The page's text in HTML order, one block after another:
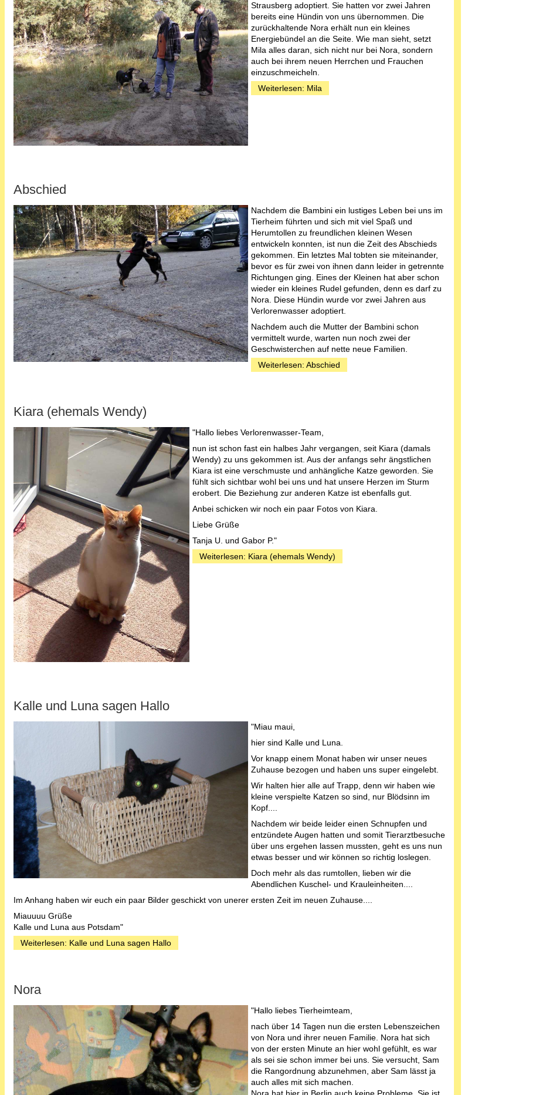
Strausberg adoptiert. Sie hatten vor zwei Jahren
bereits eine Hündin von uns übernommen. Die
zurückhaltende Nora erhält nun ein kleines
Energiebündel an die Seite. Wie man sieht, setzt
Mila alles daran, sich nicht nur bei Nora, sondern
auch bei ihrem neuen Herrchen und Frauchen
einzuschmeicheln.
Weiterlesen: Mila
Abschied
Nachdem die Bambini ein lustiges Leben bei uns im
Tierheim führten und sich mit viel Spaß und
Herumtollen zu freundlichen kleinen Wesen
entwickeln konnten, ist nun die Zeit des Abschieds
gekommen. Ein letztes Mal tobten sie miteinander,
bevor es für zwei von ihnen dann leider in getrennte
Richtungen ging. Eines der Kleinen hat aber schon
wieder ein kleines Rudel gefunden, denn es darf zu
Nora. Diese Hündin wurde vor zwei Jahren aus
Verlorenwasser adoptiert.
Nachdem auch die Mutter der Bambini schon
vermittelt wurde, warten nun noch zwei der
Geschwisterchen auf nette neue Familien.
Weiterlesen: Abschied
Kiara (ehemals Wendy)
"Hallo liebes Verlorenwasser-Team,
nun ist schon fast ein halbes Jahr vergangen, seit Kiara (damals
Wendy) zu uns gekommen ist. Aus der anfangs sehr ängstlichen
Kiara ist eine verschmuste und anhängliche Katze geworden. Sie
fühlt sich sichtbar wohl bei uns und hat unsere Herzen im Sturm
erobert. Die Beziehung zur anderen Katze ist ebenfalls gut.
Anbei schicken wir noch ein paar Fotos von Kiara.
Liebe Grüße
Tanja U. und Gabor P."
Weiterlesen: Kiara (ehemals Wendy)
Kalle und Luna sagen Hallo
"Miau maui,
hier sind Kalle und Luna.
Vor knapp einem Monat haben wir unser neues
Zuhause bezogen und haben uns super eingelebt.
Wir halten hier alle auf Trapp, denn wir haben wie
kleine verspielte Katzen so sind, nur Blödsinn im
Kopf....
Nachdem wir beide leider einen Schnupfen und
entzündete Augen hatten und somit Tierarztbesuche
über uns ergehen lassen mussten, geht es uns nun
etwas besser und wir können so richtig loslegen.
Doch mehr als das rumtollen, lieben wir die
Abendlichen Kuschel- und Krauleinheiten....
Im Anhang haben wir euch ein paar Bilder geschickt von unerer ersten Zeit im neuen Zuhause....
Miauuuu Grüße
Kalle und Luna aus Potsdam"
Weiterlesen: Kalle und Luna sagen Hallo
Nora
"Hallo liebes Tierheimteam,
nach über 14 Tagen nun die ersten Lebenszeichen
von Nora und ihrer neuen Familie. Nora hat sich
von der ersten Minute an hier wohl gefühlt, es war
als sei sie schon immer bei uns. Sie versucht, Sam
die Rangordnung abzunehmen, aber Sam lässt ja
auch alles mit sich machen.